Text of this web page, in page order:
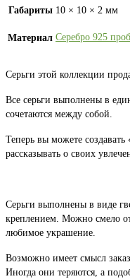
Габариты 10 × 10 × 2 мм
Материал Серебро 925
Серьги этой коллекции
Все серьги выполнены в
сочетаются между собой.
Теперь вы можете
рассказывать о своих
Серьги выполнены в виде
креплением. Можно смело
любимое украшение.
Возможно имеет смысл
Иногда они теряются, а